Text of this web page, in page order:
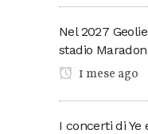
Nel 2027
stadio
1 mese ago
I concerti di Ye